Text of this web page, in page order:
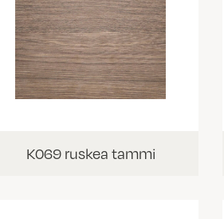
K069 ruskea tammi